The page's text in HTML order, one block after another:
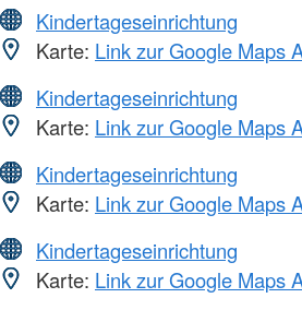
Kindertageseinrichtung
Karte: Link zur Google Maps
Kindertageseinrichtung
Karte: Link zur Google Maps
Kindertageseinrichtung
Karte: Link zur Google Maps
Kindertageseinrichtung
Karte: Link zur Google Maps